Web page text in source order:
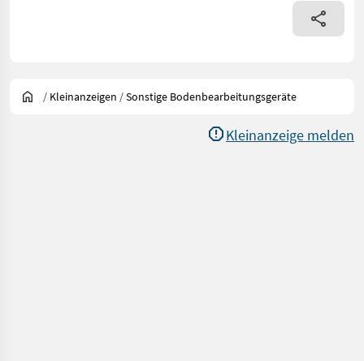
/ Kleinanzeigen /Sonstige Bodenbearbeitungsgeräte
Kleinanzeige melden